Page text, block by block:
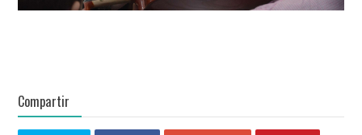
Compartir